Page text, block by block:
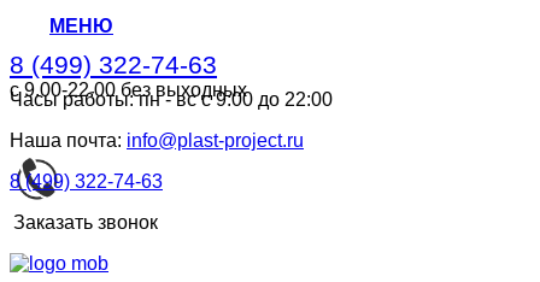
МЕНЮ
8 (499) 322-74-63
с 9.00-22.00 без выходных
8 (499) 322-74-63
с 9.00-22.00 без выходных
Часы работы: пн - вс с 9:00 до 22:00
Наша почта: info@plast-project.ru
8 (499) 322-74-63
Заказать звонок